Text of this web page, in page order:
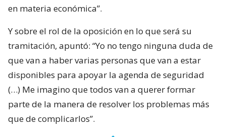
en materia económica”.
Y sobre el rol de la oposición en lo que será su
tramitación, apuntó: “Yo no tengo ninguna duda de
que van a haber varias personas que van a estar
disponibles para apoyar la agenda de seguridad
(…) Me imagino que todos van a querer formar
parte de la manera de resolver los problemas más
que de complicarlos”.